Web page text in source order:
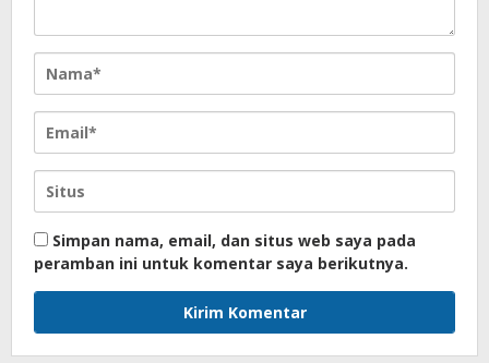
Simpan nama, email, dan situs web saya pada
peramban ini untuk komentar saya berikutnya.